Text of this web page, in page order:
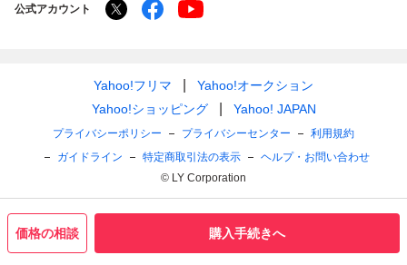
価格の相談 購入手続きへ
公式アカウント
Yahoo!フリマ
Yahoo!オークション
Yahoo!ショッピング
Yahoo! JAPAN
プライバシーポリシー プライバシーセンター
利用規約
ガイドライン
特定商取引法の表示
ヘルプ・お問い合わせ
© LY Corporation